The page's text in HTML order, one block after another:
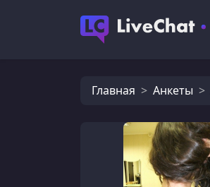
Главная Анкеты